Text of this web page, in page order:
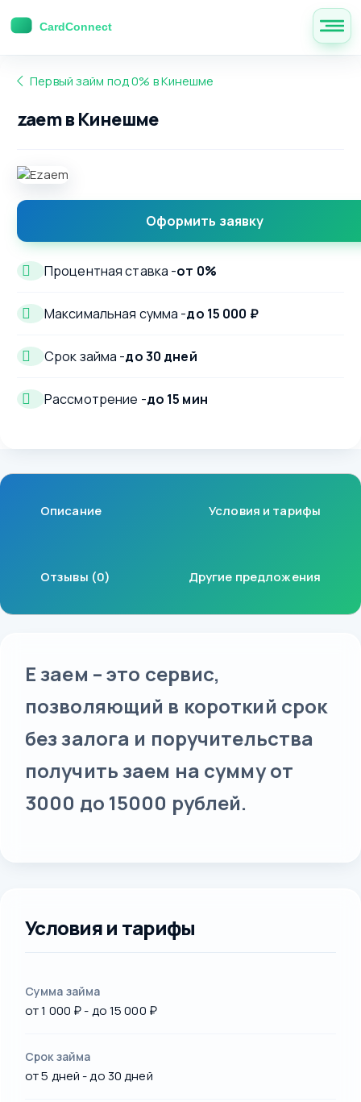
Первый займ под 0% в Кинешме
zaem в Кинешме
Оформить заявку
Процентная ставка -от 0%
Максимальная сумма -до 15 000 ₽
Срок займа -до 30 дней
Рассмотрение -до 15 мин
Описание Условия и тарифы
Отзывы (0) Другие предложения
Е заем – это сервис,
позволяющий в короткий срок
без залога и поручительства
получить заем на сумму от
3000 до 15000 рублей.
Условия и тарифы
Сумма займа
от 1 000 ₽ - до 15 000 ₽
Срок займа
от 5 дней - до 30 дней